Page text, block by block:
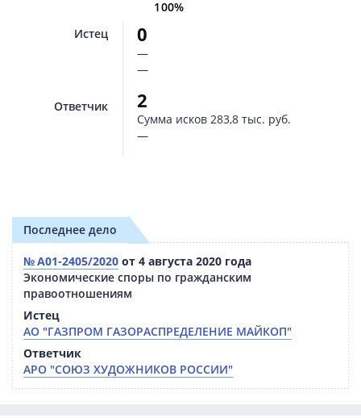
100%
Истец
Ответчик
0
—
—
2
Сумма исков 283,8 тыс. руб.
—
Последнее дело
№ А01-2405/2020 от 4 августа 2020 года
Экономические споры по гражданским
правоотношениям
Истец
АО "ГАЗПРОМ ГАЗОРАСПРЕДЕЛЕНИЕ МАЙКОП"
Ответчик
АРО "СОЮЗ ХУДОЖНИКОВ РОССИИ"